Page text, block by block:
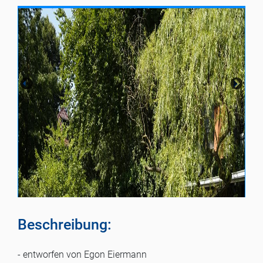
Beschreibung:
- entworfen von Egon Eiermann